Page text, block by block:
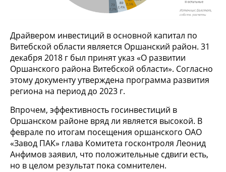
Драйвером инвестиций в основной капитал по
Витебской области является Оршанский район. 31
декабря 2018 г был принят указ «О развитии
Оршанского района Витебской области». Согласно
этому документу утверждена программа развития
региона на период до 2023 г.
Впрочем, эффективность госинвестиций в
Оршанском районе вряд ли является высокой. В
феврале по итогам посещения оршанского ОАО
«Завод ПАК» глава Комитета госконтроля Леонид
Анфимов заявил, что положительные сдвиги есть,
но в целом результат пока сомнителен.